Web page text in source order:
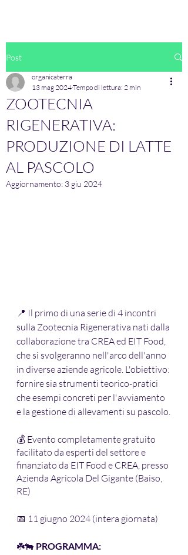
Post
ZOOTECNIA
RIGENERATIVA:
PRODUZIONE DI LATTE
AL PASCOLO
organicaterra
13 mag 2024Tempo di lettura: 2 min
Aggiornamento: 3 giu 2024
📍 Il primo di una serie di 4 incontri
sulla Zootecnia Rigenerativa nati dalla
collaborazione tra CREA ed EIT Food,
che si svolgeranno nell'arco dell'anno
in diverse aziende agricole. L'obiettivo:
fornire sia strumenti teorico-pratici
che esempi concreti per l'avviamento
e la gestione di allevamenti su pascolo.
💰 Evento completamente gratuito
facilitato da esperti del settore e
finanziato da EIT Food e CREA, presso
Azienda Agricola Del Gigante (Baiso,
RE)
📅 11 giugno 2024 (intera giornata)
☘️🐄 PROGRAMMA: